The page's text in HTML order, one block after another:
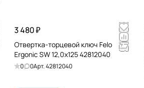
3 480 ₽
Отвертка-торцевой ключ Felo
Ergonic SW 12,0x125 42812040
0 0Арт.42812040